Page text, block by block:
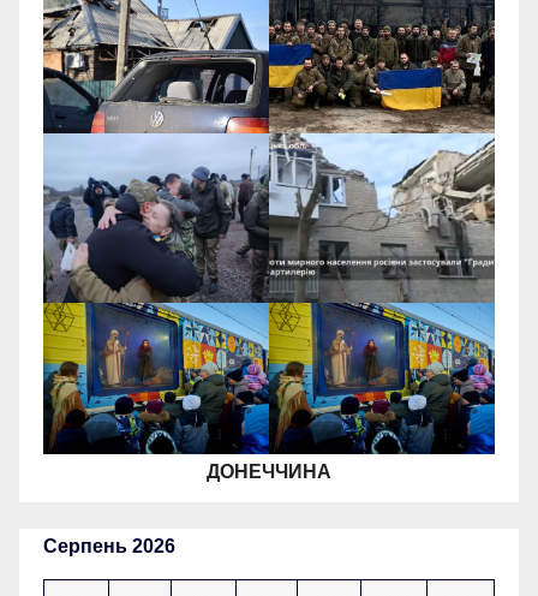
ДОНЕЧЧИНА
Серпень 2026